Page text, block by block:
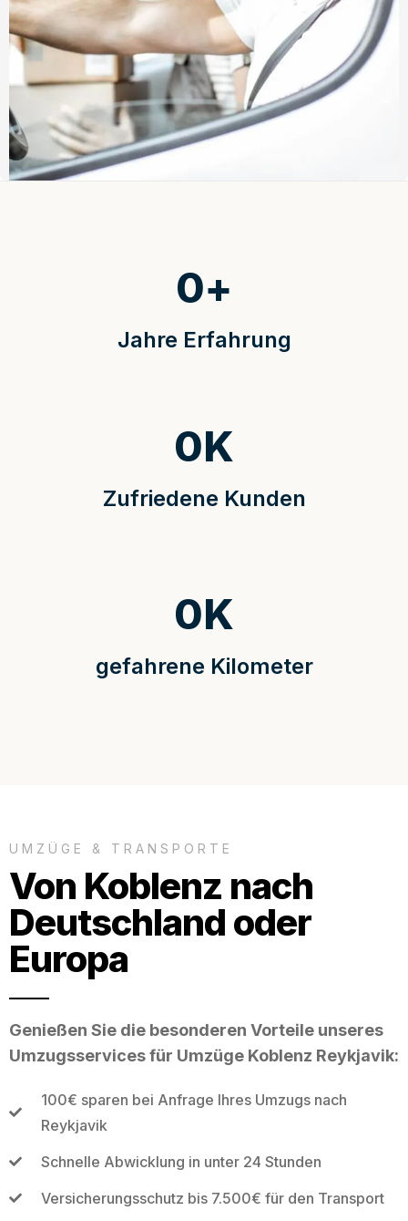
Jahre Erfahrung
0+
Zufriedene Kunden
0K
gefahrene Kilometer
0K
UMZÜGE & TRANSPORTE
Von Koblenz nach
Deutschland oder
Europa
Genießen Sie die besonderen Vorteile unseres
Umzugsservices für Umzüge Koblenz Reykjavik:
100€ sparen bei Anfrage Ihres Umzugs nach
Reykjavik
Schnelle Abwicklung in unter 24 Stunden
Versicherungsschutz bis 7.500€ für den Transport